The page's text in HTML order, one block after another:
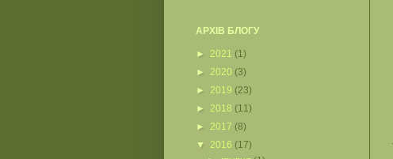
АРХІВ БЛОГУ
► 2021 (1)
► 2020 (3)
► 2019 (23)
► 2018 (11)
► 2017 (8)
▼ 2016 (17)